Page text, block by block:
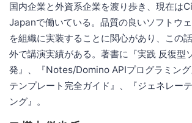
国内企業と外資系企業を渡り歩き、現在は
Japanで働いている。品質の良いソフトウ
を組織に実装することに関心があり、この
外で講演実績がある。著書に『実践 反復型
発』、『Notes/Domino APIプログラミン
テンプレート完全ガイド』、『ジェネレー
ング』。